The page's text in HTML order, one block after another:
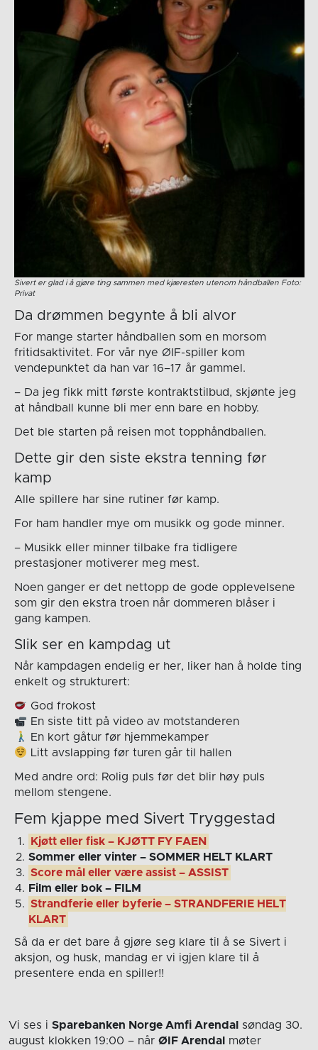
Sivert er glad i å gjøre ting sammen med kjæresten utenom håndballen Foto:
Privat
Da drømmen begynte å bli alvor
For mange starter håndballen som en morsom
fritidsaktivitet. For vår nye ØIF-spiller kom
vendepunktet da han var 16–17 år gammel.
– Da jeg fikk mitt første kontraktstilbud, skjønte jeg
at håndball kunne bli mer enn bare en hobby.
Det ble starten på reisen mot topphåndballen.
Dette gir den siste ekstra tenning før
kamp
Alle spillere har sine rutiner før kamp.
For ham handler mye om musikk og gode minner.
– Musikk eller minner tilbake fra tidligere
prestasjoner motiverer meg mest.
Noen ganger er det nettopp de gode opplevelsene
som gir den ekstra troen når dommeren blåser i
gang kampen.
Slik ser en kampdag ut
Når kampdagen endelig er her, liker han å holde ting
enkelt og strukturert:
God frokost
En siste titt på video av motstanderen
En kort gåtur før hjemmekamper
Litt avslapping før turen går til hallen
Med andre ord: Rolig puls før det blir høy puls
mellom stengene.
Fem kjappe med Sivert Tryggestad
Kjøtt eller fisk – KJØTT FY FAEN
Sommer eller vinter – SOMMER HELT KLART
Score mål eller være assist – ASSIST
Film eller bok – FILM
Strandferie eller byferie – STRANDFERIE HELT
KLART
Så da er det bare å gjøre seg klare til å se Sivert i
aksjon, og husk, mandag er vi igjen klare til å
presentere enda en spiller!!
Vi ses i Sparebanken Norge Amfi Arendal
søndag 30.
august klokken 19:00 – når ØIF Arendal
møter